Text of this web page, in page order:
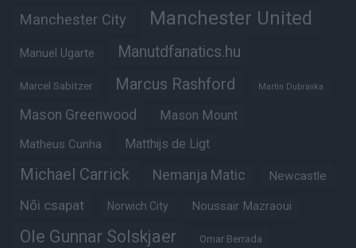
Manchester City Manchester United
Manuel Ugarte Manutdfanatics.hu
Marcel Sabitzer Marcus Rashford Martin Dubravka
Mason Greenwood Mason Mount
Matheus Cunha Matthijs de Ligt
Michael Carrick Nemanja Matic Newcastle
Női csapat Norwich City Noussair Mazraoui
Ole Gunnar Solskjaer Omar Berrada